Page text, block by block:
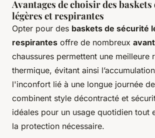
Avantages de choisir des
légères et respirantes
Opter pour des baskets de sécurité
respirantes offre de nombreux
chaussures permettent une meilleure
thermique, évitant ainsi
l'inconfort lié à une longue journée
combinent style décontracté et
idéales pour un usage quotidien tout
la protection nécessaire.